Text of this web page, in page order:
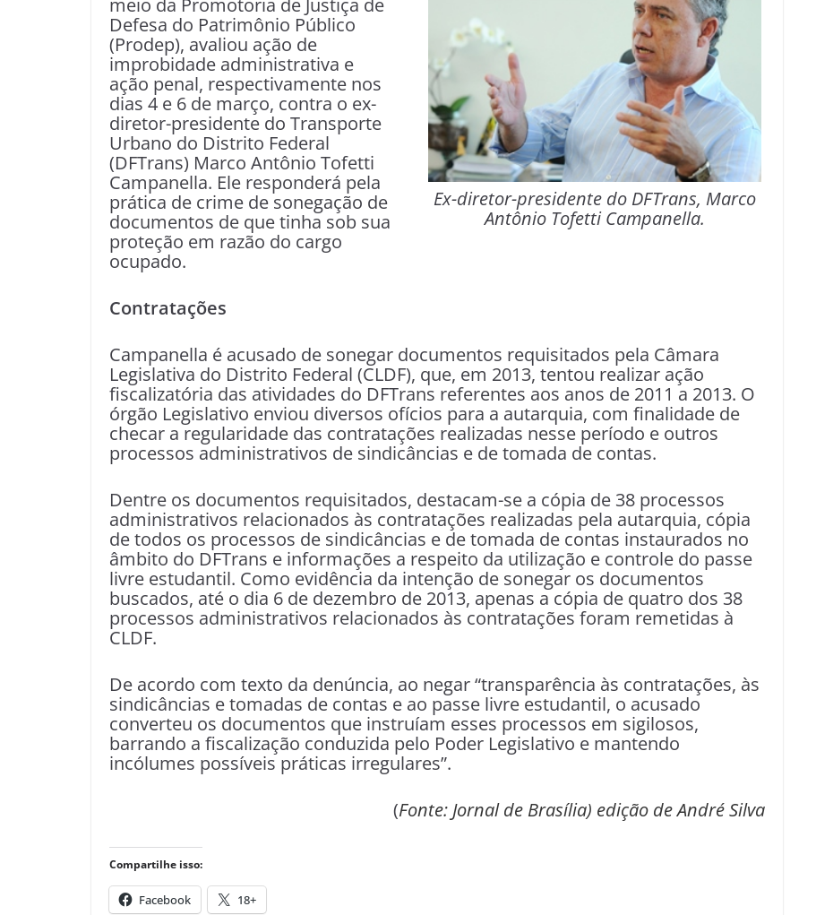
Ex-diretor-presidente do DFTrans, Marco
Antônio Tofetti Campanella.
meio da Promotoria de Justiça de
Defesa do Patrimônio Público
(Prodep), avaliou ação de
improbidade administrativa e
ação penal, respectivamente nos
dias 4 e 6 de março, contra o ex-
diretor-presidente do Transporte
Urbano do Distrito Federal
(DFTrans) Marco Antônio Tofetti
Campanella. Ele responderá pela
prática de crime de sonegação de
documentos de que tinha sob sua
proteção em razão do cargo
ocupado.
Contratações
Campanella é acusado de sonegar documentos requisitados pela Câmara
Legislativa do Distrito Federal (CLDF), que, em 2013, tentou realizar ação
fiscalizatória das atividades do DFTrans referentes aos anos de 2011 a 2013. O
órgão Legislativo enviou diversos ofícios para a autarquia, com finalidade de
checar a regularidade das contratações realizadas nesse período e outros
processos administrativos de sindicâncias e de tomada de contas.
Dentre os documentos requisitados, destacam-se a cópia de 38 processos
administrativos relacionados às contratações realizadas pela autarquia, cópia
de todos os processos de sindicâncias e de tomada de contas instaurados no
âmbito do DFTrans e informações a respeito da utilização e controle do passe
livre estudantil. Como evidência da intenção de sonegar os documentos
buscados, até o dia 6 de dezembro de 2013, apenas a cópia de quatro dos 38
processos administrativos relacionados às contratações foram remetidas à
CLDF.
De acordo com texto da denúncia, ao negar “transparência às contratações, às
sindicâncias e tomadas de contas e ao passe livre estudantil, o acusado
converteu os documentos que instruíam esses processos em sigilosos,
barrando a fiscalização conduzida pelo Poder Legislativo e mantendo
incólumes possíveis práticas irregulares”.
(Fonte: Jornal de Brasília) edição de André Silva
Compartilhe isso:
Facebook 18+